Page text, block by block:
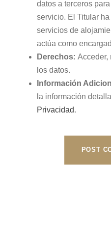
datos a terceros
servicio. El Titular
servicios de
actúa como
Derechos: Acceder,
los datos.
Información
la información
Privacidad.